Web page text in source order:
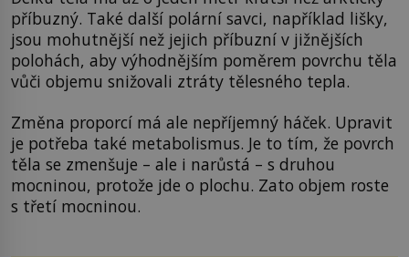
příbuzný. Také další polární savci, například lišky,
jsou mohutnější než jejich příbuzní v jižnějších
polohách, aby výhodnějším poměrem povrchu těla
vůči objemu snižovali ztráty tělesného tepla.
Změna proporcí má ale nepříjemný háček. Upravit
je potřeba také metabolismus. Je to tím, že povrch
těla se zmenšuje – ale i narůstá – s druhou
mocninou, protože jde o plochu. Zato objem roste
s třetí mocninou.